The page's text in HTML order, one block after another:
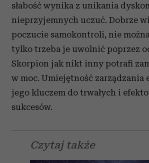
słabość wynika z unikania
nieprzyjemnych uczuć. Dobrze
poczucie samokontroli, nie
tylko trzeba je uwolnić poprzez
Skorpion jak nikt inny potrafi
w moc. Umiejętność zarządzania
jego kluczem do trwałych i
sukcesów.
Czytaj także